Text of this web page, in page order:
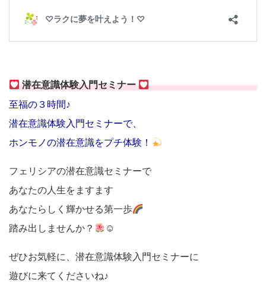
潜在意識体験入門セミナー
至福の３時間♪
潜在意識体験入門セミナーで、
ホンモノの潜在意識をプチ体験！
フェリシアの潜在意識セミナーで
あなたの人生をますます
あなたらしく輝かせる第一歩
踏み出しませんか？
☺
ぜひお気軽に、潜在意識体験入門セミナーに
遊びに来てくださいね♪